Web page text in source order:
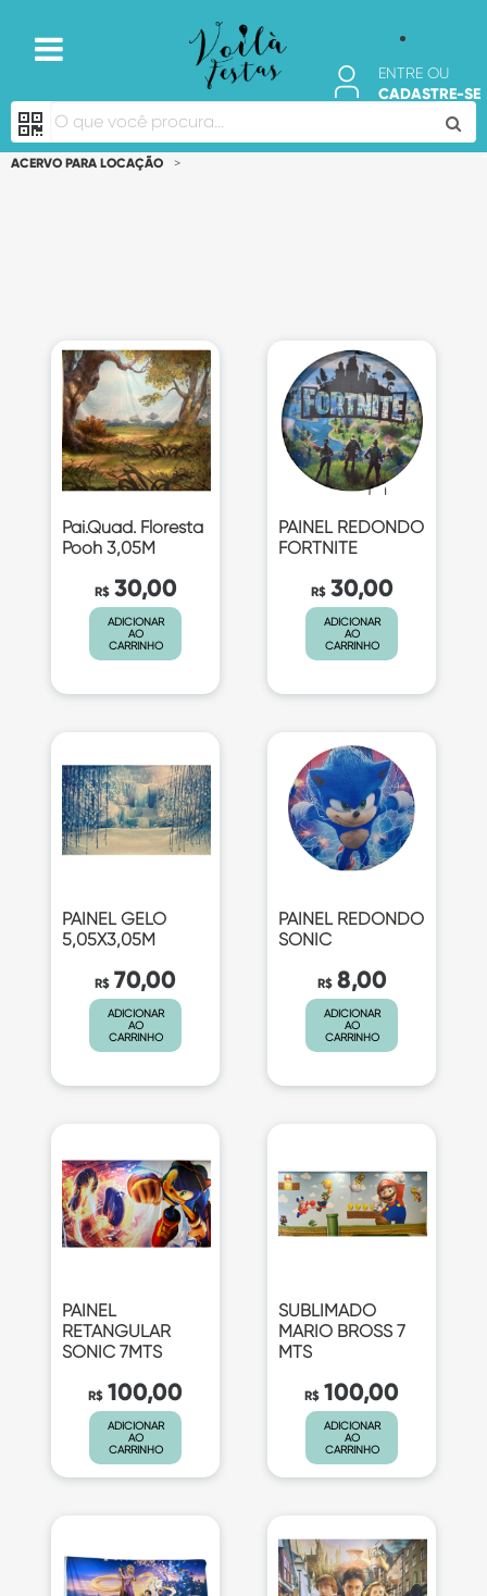
ENTRE OU
CADASTRE-SE
ACERVO PARA LOCAÇÃO >
Pai.Quad. Floresta
Pooh 3,05M
R$ 30,00
ADICIONAR
AO
CARRINHO
PAINEL REDONDO
FORTNITE
R$ 30,00
ADICIONAR
AO
CARRINHO
PAINEL GELO
5,05X3,05M
R$ 70,00
ADICIONAR
AO
CARRINHO
PAINEL REDONDO
SONIC
R$ 8,00
ADICIONAR
AO
CARRINHO
PAINEL
RETANGULAR
SONIC 7MTS
R$ 100,00
ADICIONAR
AO
CARRINHO
SUBLIMADO
MARIO BROSS 7
MTS
R$ 100,00
ADICIONAR
AO
CARRINHO